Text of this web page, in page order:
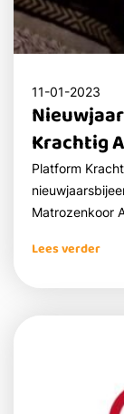
11-01-2023
Krachtig
Platform
Matrozenkoor
Lees verder